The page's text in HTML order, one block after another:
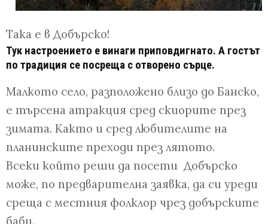
Така е в Добърско!
Тук настроението е винаги приповдигнато. А гостът
по традиция се посреща с отворено сърце.
Малкото село, разположено близо до Банско,
е търсена атракция сред скиорите през
зимата. Както и сред любителите на
планинските преходи през лятото.
Всеки който реши да посети Добърско
може, по предварителна заявка, да си уреди
среща с местния фолклор чрез добърските
баби.